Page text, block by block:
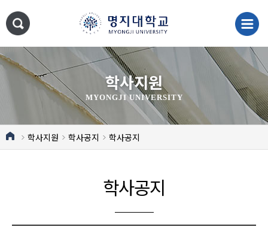
학사지원
MYONGJI UNIVERSITY
학사지원 학사공지 학사공지
학사공지